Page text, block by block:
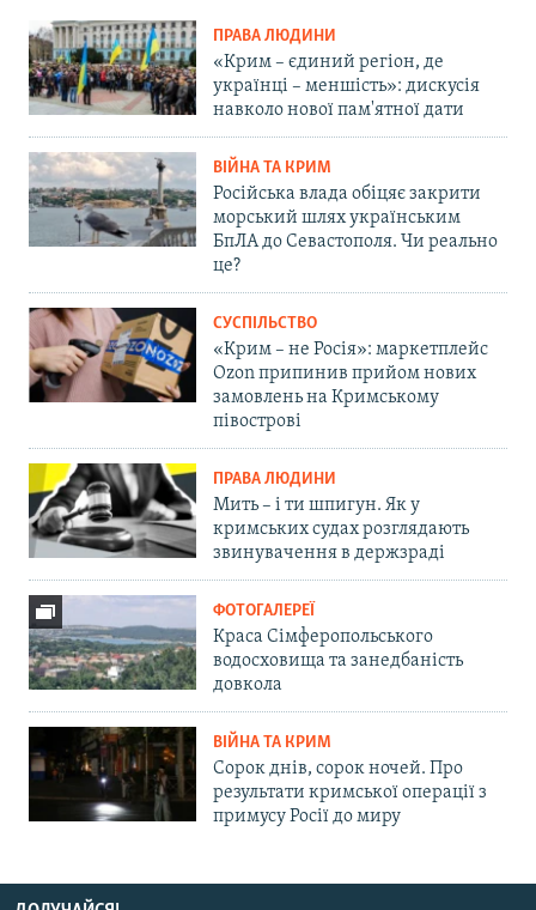
ПРАВА ЛЮДИНИ
«Крим – єдиний регіон, де
українці – меншість»: дискусія
навколо нової пам'ятної дати
ВІЙНА ТА КРИМ
Російська влада обіцяє закрити
морський шлях українським
БпЛА до Севастополя. Чи реально
це?
СУСПІЛЬСТВО
«Крим – не Росія»: маркетплейс
Ozon припинив прийом нових
замовлень на Кримському
півострові
ПРАВА ЛЮДИНИ
Мить – і ти шпигун. Як у
кримських судах розглядають
звинувачення в держзраді
ФОТОГАЛЕРЕЇ
Краса Сімферопольського
водосховища та занедбаність
довкола
ВІЙНА ТА КРИМ
Сорок днів, сорок ночей. Про
результати кримської операції з
примусу Росії до миру